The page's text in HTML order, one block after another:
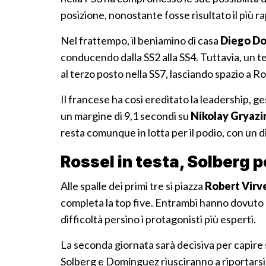
posizione, nonostante fosse risultato il più
Nel frattempo, il beniamino di casa Diego
conducendo dalla SS2 alla SS4. Tuttavia,
al terzo posto nella SS7, lasciando spazio a
Il francese ha così ereditato la leadership,
un margine di 9,1 secondi su Nikolay
resta comunque in lotta per il podio, con un
Rossel in testa, Solberg
Alle spalle dei primi tre si piazza Robert
completa la top five. Entrambi hanno
difficoltà persino i protagonisti più esperti.
La seconda giornata sarà decisiva per
Solberg e Domínguez riusciranno a